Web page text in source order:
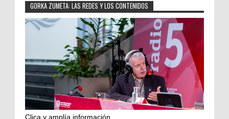
GORKA ZUMETA: LAS REDES Y LOS CONTENIDOS
Clica y amplía información